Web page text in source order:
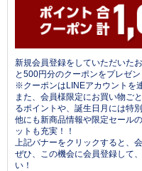
新規会員登録をしていただいた
と500円分のクーポンをプレゼン
※クーポンはLINEアカウントを
また、会員様限定にお買い物ご
るポイントや、誕生日月には特
他にも新商品情報や限定セール
ットも充実！！
上記バナーをクリックすると、
ぜひ、この機会に会員登録して
い！